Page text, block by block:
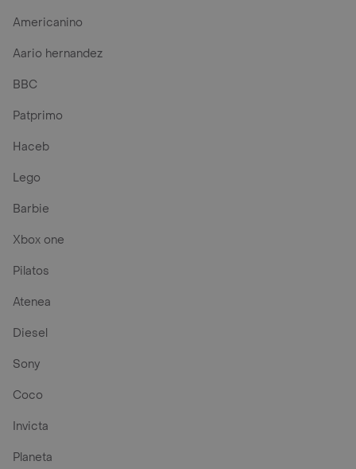
Americanino
Aario hernandez
BBC
Patprimo
Haceb
Lego
Barbie
Xbox one
Pilatos
Atenea
Diesel
Sony
Coco
Invicta
Planeta